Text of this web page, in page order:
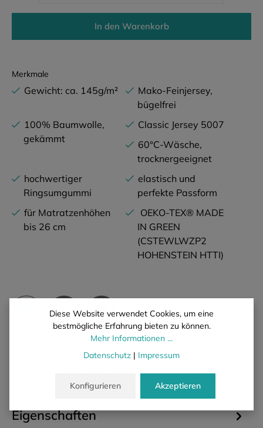
In den Warenkorb
Merkmale
Gewicht: ca. 145g/m²
Mako-Feinjersey,
bügelfrei
100% Baumwolle,
gekämmt
Classic Jersey 5007
60°C-Wäsche,
trocknergeeignet
hochwertiger
Ringsumgummi
elastisch und
perfekte Passform
für Matratzenhöhen
bis 26 cm
OEKO-TEX® MADE
IN GREEN
(CSTEWLWZP2
HOHENSTEIN HTTI)
Beschreibung
Feinjersey ist sehr elastisch und hat die perfekte Passform für
Eigenschaften
Diese Website verwendet Cookies, um eine
bestmögliche Erfahrung bieten zu können.
Mehr Informationen ...
Datenschutz | Impressum
Konfigurieren Akzeptieren